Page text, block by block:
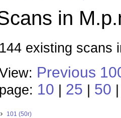
in
144 existing scans
Previous
page: 10 25 50
101 (50r)